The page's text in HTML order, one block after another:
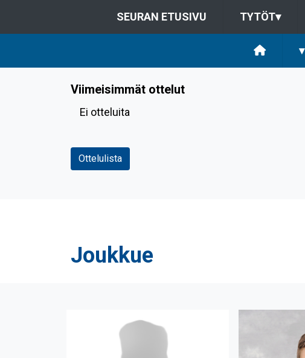
SEURAN ETUSIVU TYTÖT▾
▾
Viimeisimmät ottelut
Ei otteluita
Ottelulista
Joukkue